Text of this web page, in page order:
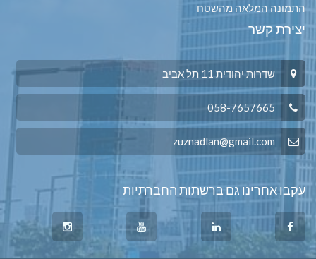
התמונה המלאה מהשטח
יצירת קשר
שדרות יהודית 11 תל אביב
עקבו אחרינו גם ברשתות החברתיות